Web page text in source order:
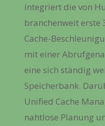
integriert die von
branchenweit erste
Cache-
mit einer
eine sich ständig
Speicherbank.
Unified Cache
nahtlose Planung